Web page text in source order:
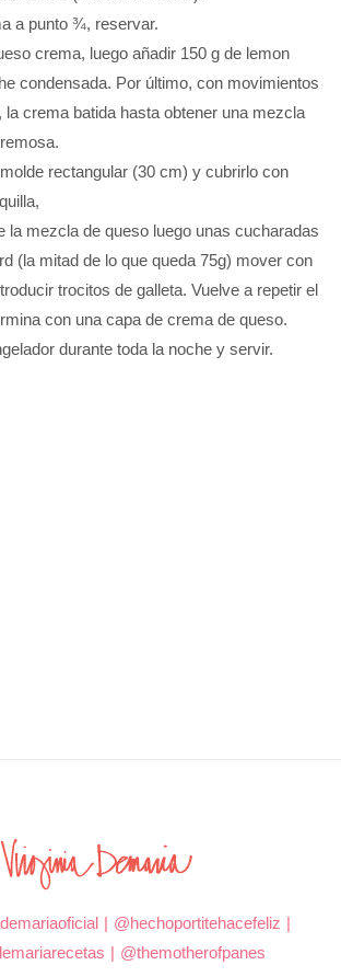
a punto ¾, reservar.
crema, luego añadir 150 g de lemon
condensada. Por último, con movimientos
la crema batida hasta obtener una mezcla
rectangular (30 cm) y cubrirlo con
la mezcla de queso luego unas cucharadas
(la mitad de lo que queda 75g) mover con
trocitos de galleta. Vuelve a repetir el
con una capa de crema de queso.
durante toda la noche y servir.
| @hechoportitehacefeliz |
| @themotherofpanes